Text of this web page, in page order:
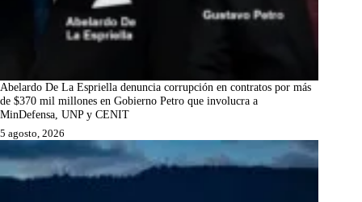
Abelardo De La Espriella denuncia corrupción en contratos por más
de $370 mil millones en Gobierno Petro que involucra a
MinDefensa, UNP y CENIT
5 agosto, 2026